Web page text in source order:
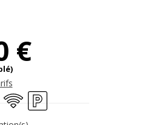
et
€
WiFi Parking